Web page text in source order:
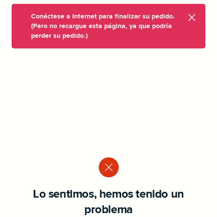
Conéctese a Internet para finalizar su pedido.
(Pero no recargue esta página, ya que podría
perder su pedido.)
Lo sentimos, hemos tenido un
problema